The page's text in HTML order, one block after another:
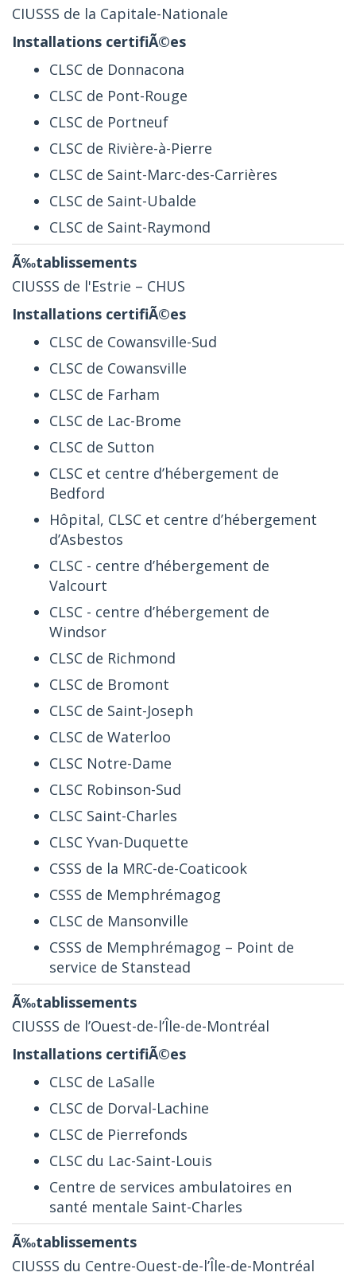
CIUSSS de la Capitale-Nationale
CLSC de Donnacona
CLSC de Pont-Rouge
CLSC de Portneuf
CLSC de Rivière-à-Pierre
CLSC de Saint-Marc-des-Carrières
CLSC de Saint-Ubalde
CLSC de Saint-Raymond
CIUSSS de l'Estrie – CHUS
CLSC de Cowansville-Sud
CLSC de Cowansville
CLSC de Farham
CLSC de Lac-Brome
CLSC de Sutton
CLSC et centre d’hébergement de
Bedford
Hôpital, CLSC et centre d’hébergement
d’Asbestos
CLSC - centre d’hébergement de
Valcourt
CLSC - centre d’hébergement de
Windsor
CLSC de Richmond
CLSC de Bromont
CLSC de Saint-Joseph
CLSC de Waterloo
CLSC Notre-Dame
CLSC Robinson-Sud
CLSC Saint-Charles
CLSC Yvan-Duquette
CSSS de la MRC-de-Coaticook
CSSS de Memphrémagog
CLSC de Mansonville
CSSS de Memphrémagog – Point de
service de Stanstead
CIUSSS de l’Ouest-de-l’Île-de-Montréal
CLSC de LaSalle
CLSC de Dorval-Lachine
CLSC de Pierrefonds
CLSC du Lac-Saint-Louis
Centre de services ambulatoires en
santé mentale Saint-Charles
CIUSSS du Centre-Ouest-de-l’Île-de-Montréal